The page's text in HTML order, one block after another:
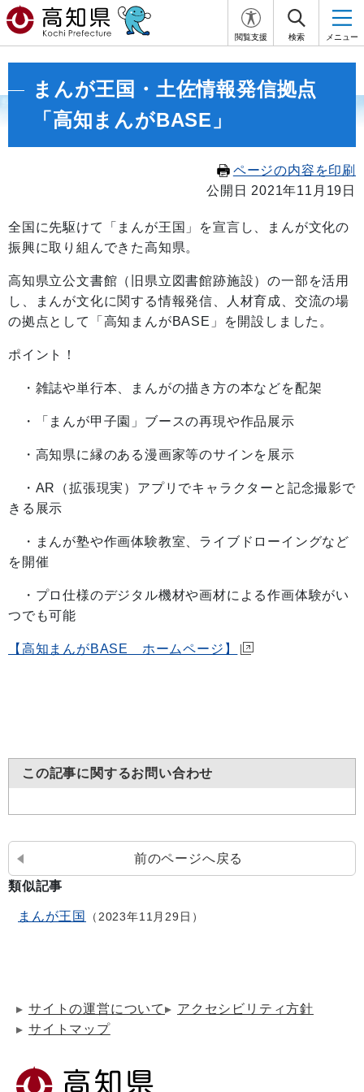
閲覧支援 検索 メニュー
まんが王国・土佐情報発信拠点
「高知まんがBASE」
ページの内容を印刷
公開日 2021年11月19日
全国に先駆けて「まんが王国」を宣言し、まんが文化の
振興に取り組んできた高知県。
高知県立公文書館（旧県立図書館跡施設）の一部を活用
し、まんが文化に関する情報発信、人材育成、交流の場
の拠点として「高知まんがBASE」を開設しました。
ポイント！
・雑誌や単行本、まんがの描き方の本などを配架
・「まんが甲子園」ブースの再現や作品展示
・高知県に縁のある漫画家等のサインを展示
・AR（拡張現実）アプリでキャラクターと記念撮影で
きる展示
・まんが塾や作画体験教室、ライブドローイングなど
を開催
・プロ仕様のデジタル機材や画材による作画体験がい
つでも可能
【高知まんがBASE ホームページ】
この記事に関するお問い合わせ
前のページへ戻る
類似記事
まんが王国 2023年11月29日
サイトの運営について
アクセシビリティ方針
サイトマップ